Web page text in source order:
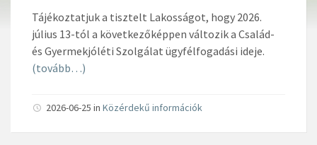
Tájékoztatjuk a tisztelt Lakosságot, hogy 2026.
július 13-tól a következőképpen változik a Család-
és Gyermekjóléti Szolgálat ügyfélfogadási ideje.
(tovább…)
2026-06-25 in Közérdekű információk